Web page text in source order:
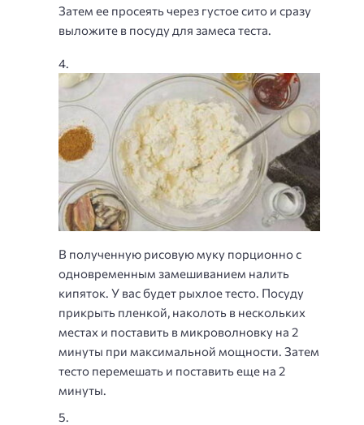
Затем ее просеять через густое сито и сразу
выложите в посуду для замеса теста.
В полученную рисовую муку порционно с
одновременным замешиванием налить
кипяток. У вас будет рыхлое тесто. Посуду
прикрыть пленкой, наколоть в нескольких
местах и поставить в микроволновку на 2
минуты при максимальной мощности. Затем
тесто перемешать и поставить еще на 2
минуты.